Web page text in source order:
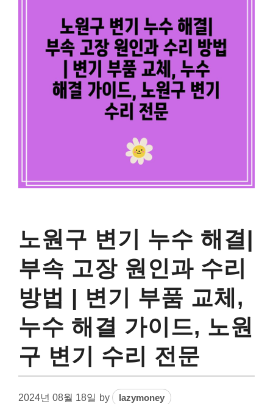
노원구 변기 누수 해결|
부속 고장 원인과 수리
방법 | 변기 부품 교체,
누수 해결 가이드, 노원
구 변기 수리 전문
2024년 08월 18일 by lazymoney